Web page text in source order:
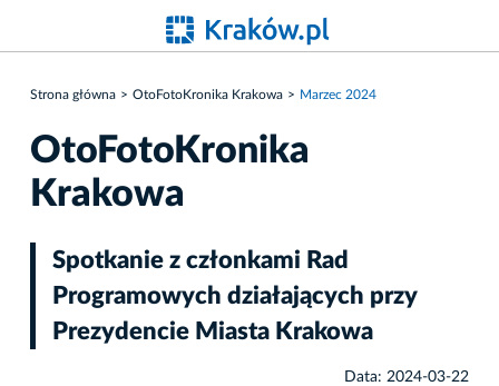
Strona główna OtoFotoKronika Krakowa Marzec 2024
OtoFotoKronika
Krakowa
Spotkanie z członkami Rad
Programowych działających przy
Prezydencie Miasta Krakowa
Data: 2024-03-22